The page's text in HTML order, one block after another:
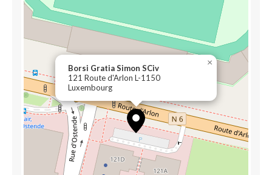
Borsi Gratia Simon SCiv
121 Route d'Arlon L-1150
Luxembourg
×